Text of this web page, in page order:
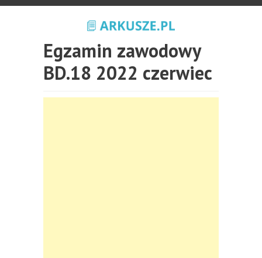
Egzamin zawodowy
BD.18 2022 czerwiec